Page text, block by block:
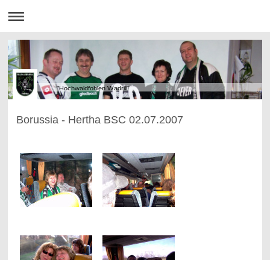
"Hochwaldfohlen Wadrill"
Borussia - Hertha BSC 02.07.2007